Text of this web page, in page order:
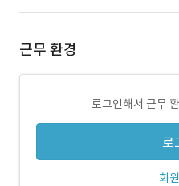
근무 환경
로그인해서 근무
로
회